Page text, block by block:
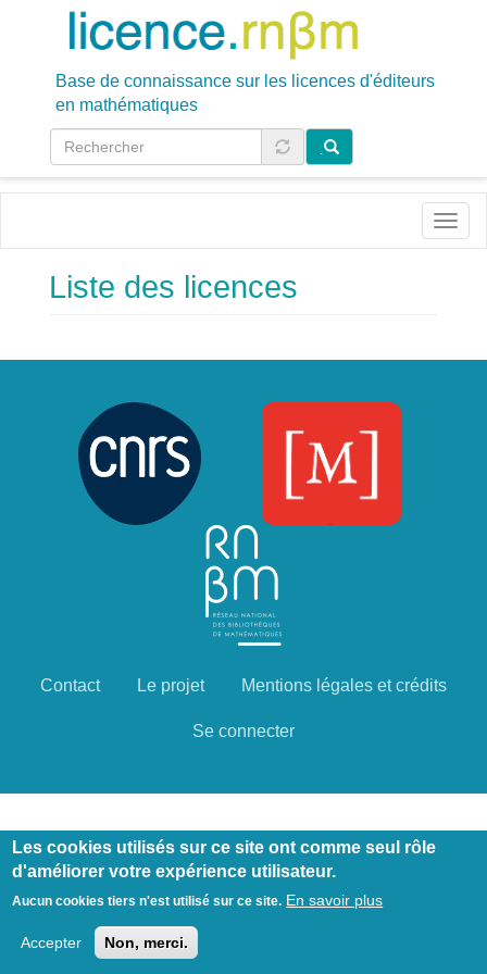
principalBase de connaissance sur les licences d'éditeurs
en mathématiques
Liste des licences
Menu
Contact Le projet Mentions légales et crédits
Se connecter
Les cookies utilisés sur ce site ont comme seul rôle
d'améliorer votre expérience utilisateur.
Aucun cookies tiers n'est utilisé sur ce site. En savoir plus
Accepter Non, merci.